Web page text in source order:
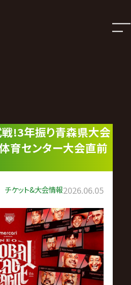
戦!3年振り青森県大会
育センター大会直前
チケット&大会情報2026.06.05